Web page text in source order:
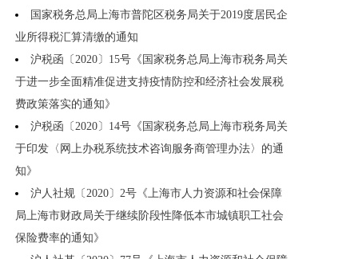
国家税务总局上海市普陀区税务局关于2019度居民企
业所得税汇算清缴的通知
沪税函〔2020〕15号《国家税务总局上海市税务局关
于进一步全面精准促进支持疫情防控和经济社会发展税
费政策落实的通知》
沪税函〔2020〕14号《国家税务总局上海市税务局关
于印发〈网上办税系统技术咨询服务商管理办法〉的通
知》
沪人社规〔2020〕2号《上海市人力资源和社会保障
局上海市财政局关于继续阶段性降低本市城镇职工社会
保险费率的通知》